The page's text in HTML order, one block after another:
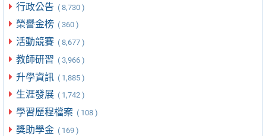
行政公告 ( 8,730 )
榮譽金榜 ( 360 )
活動競賽 ( 8,677 )
教師研習 ( 3,966 )
升學資訊 ( 1,885 )
生涯發展 ( 1,742 )
學習歷程檔案 ( 108 )
獎助學金 ( 169 )